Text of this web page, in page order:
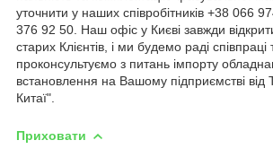
уточнити у наших співробітників +38 066
376 92 50. Наш офіс у Києві завжди
старих Клієнтів, і ми будемо раді співпраці
проконсультуємо з питань імпорту
встановлення на Вашому підприємстві
Китаї".
Приховати